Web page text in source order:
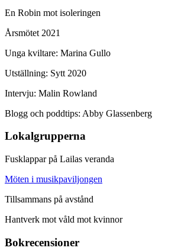
En Robin mot isoleringen
Årsmötet 2021
Unga kviltare: Marina Gullo
Utställning: Sytt 2020
Intervju: Malin Rowland
Blogg och poddtips: Abby Glassenberg
Lokalgrupperna
Fusklappar på Lailas veranda
Möten i musikpaviljongen
Tillsammans på avstånd
Hantverk mot våld mot kvinnor
Bokrecensioner